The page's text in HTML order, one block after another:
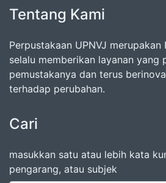
Tentang Kami
Perpustakaan UPNVJ merupakan
selalu memberikan layanan yang
pemustakanya dan terus
terhadap perubahan.
Cari
masukkan satu atau lebih kata
pengarang, atau subjek